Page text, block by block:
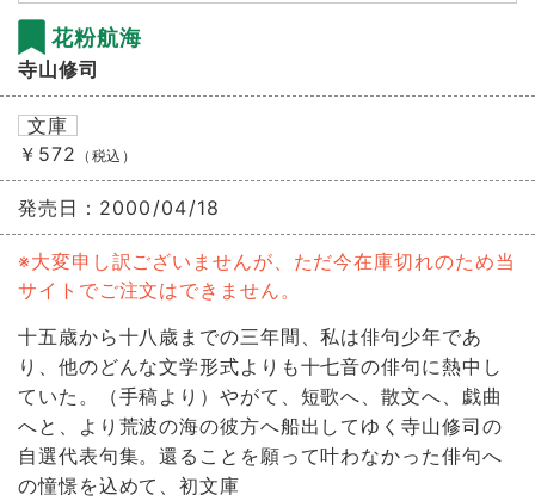
花粉航海
寺山修司
文庫
￥572 （税込）
発売日： 2000/04/18
※大変申し訳ございませんが、ただ今在庫切れのため当
サイトでご注文はできません。
十五歳から十八歳までの三年間、私は俳句少年であ
り、他のどんな文学形式よりも十七音の俳句に熱中し
ていた。（手稿より）やがて、短歌へ、散文へ、戯曲
へと、より荒波の海の彼方へ船出してゆく寺山修司の
自選代表句集。還ることを願って叶わなかった俳句へ
の憧憬を込めて、初文庫